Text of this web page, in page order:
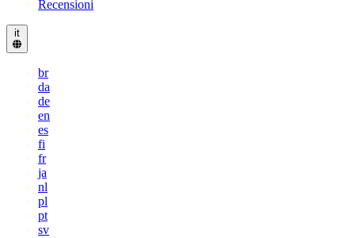
Recensioni
it
br
da
de
en
es
fi
fr
ja
nl
pl
pt
sv